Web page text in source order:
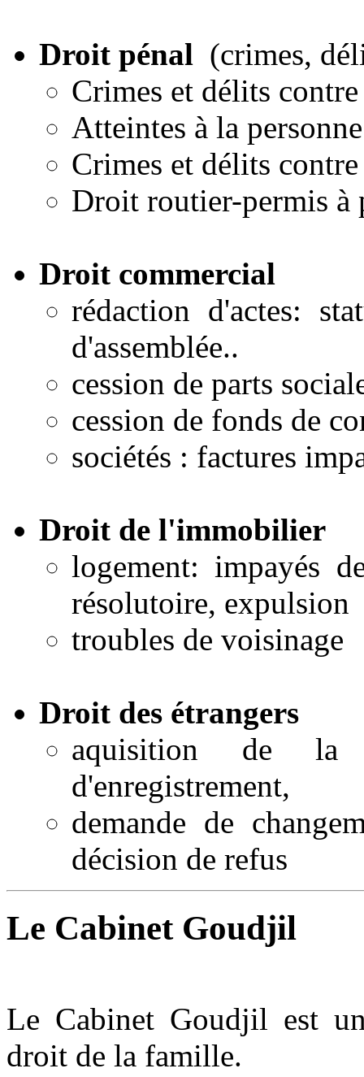
Droit pénal (crimes,
Crimes et délits
Atteintes à la
Crimes et délits
Droit routier-permis à
Droit commercial
rédaction d'actes:
d'assemblée..
cession de parts
cession de fonds de
sociétés : factures
Droit de l'immobilier
logement: impayés
résolutoire, expulsion
troubles de voisinage
Droit des étrangers
aquisition de la
d'enregistrement,
demande de
décision de refus
Le Cabinet Goudjil
Le Cabinet Goudjil est
droit de la famille.